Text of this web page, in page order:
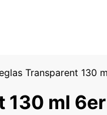
Transparent 130
130 ml